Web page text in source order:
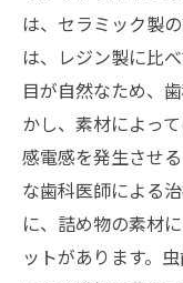
は、セラミック製
は、レジン製に比
目が自然なため、
かし、素材によっ
感電感を発生させ
な歯科医師による
に、詰め物の素材
ットがあります。